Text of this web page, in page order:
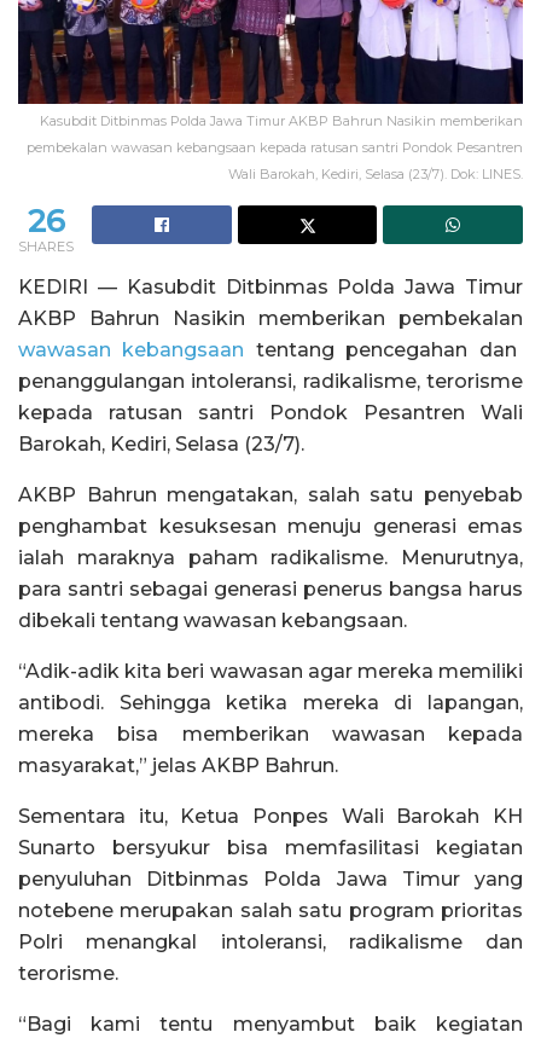
Kasubdit Ditbinmas Polda Jawa Timur AKBP Bahrun Nasikin memberikan
pembekalan wawasan kebangsaan kepada ratusan santri Pondok Pesantren
Wali Barokah, Kediri, Selasa (23/7). Dok: LINES.
26
SHARES
KEDIRI — Kasubdit Ditbinmas Polda Jawa Timur
AKBP Bahrun Nasikin memberikan pembekalan
wawasan kebangsaan tentang pencegahan dan
penanggulangan intoleransi, radikalisme, terorisme
kepada ratusan santri Pondok Pesantren Wali
Barokah, Kediri, Selasa (23/7).
AKBP Bahrun mengatakan, salah satu penyebab
penghambat kesuksesan menuju generasi emas
ialah maraknya paham radikalisme. Menurutnya,
para santri sebagai generasi penerus bangsa harus
dibekali tentang wawasan kebangsaan.
“Adik-adik kita beri wawasan agar mereka memiliki
antibodi. Sehingga ketika mereka di lapangan,
mereka bisa memberikan wawasan kepada
masyarakat,” jelas AKBP Bahrun.
Sementara itu, Ketua Ponpes Wali Barokah KH
Sunarto bersyukur bisa memfasilitasi kegiatan
penyuluhan Ditbinmas Polda Jawa Timur yang
notebene merupakan salah satu program prioritas
Polri menangkal intoleransi, radikalisme dan
terorisme.
“Bagi kami tentu menyambut baik kegiatan